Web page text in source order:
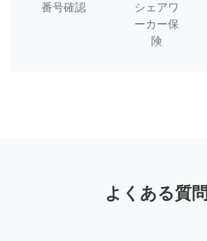
番号確認
シェアワ
ーカー保
険
よくある質問